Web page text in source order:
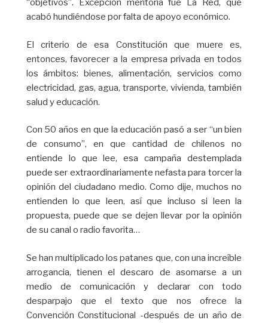
“objetivos”. Excepción meritoria fue La Red, que
acabó hundiéndose por falta de apoyo económico.
El criterio de esa Constitución que muere es,
entonces, favorecer a la empresa privada en todos
los ámbitos: bienes, alimentación, servicios como
electricidad, gas, agua, transporte, vivienda, también
salud y educación.
Con 50 años en que la educación pasó a ser “un bien
de consumo”, en que cantidad de chilenos no
entiende lo que lee, esa campaña destemplada
puede ser extraordinariamente nefasta para torcer la
opinión del ciudadano medio. Como dije, muchos no
entienden lo que leen, así que incluso si leen la
propuesta, puede que se dejen llevar por la opinión
de su canal o radio favorita…
Se han multiplicado los patanes que, con una increíble
arrogancia, tienen el descaro de asomarse a un
medio de comunicación y declarar con todo
desparpajo que el texto que nos ofrece la
Convención Constitucional -después de un año de